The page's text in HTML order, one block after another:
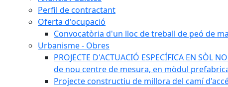
Perfil de contractant
Oferta d'ocupació
Convocatòria d'un lloc de treball de peó de
Urbanisme - Obres
PROJECTE D'ACTUACIÓ ESPECÍFICA EN
de nou centre de mesura, en mòdul
Projecte constructiu de millora del camí